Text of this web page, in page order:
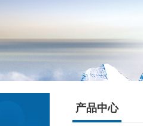
产品中心